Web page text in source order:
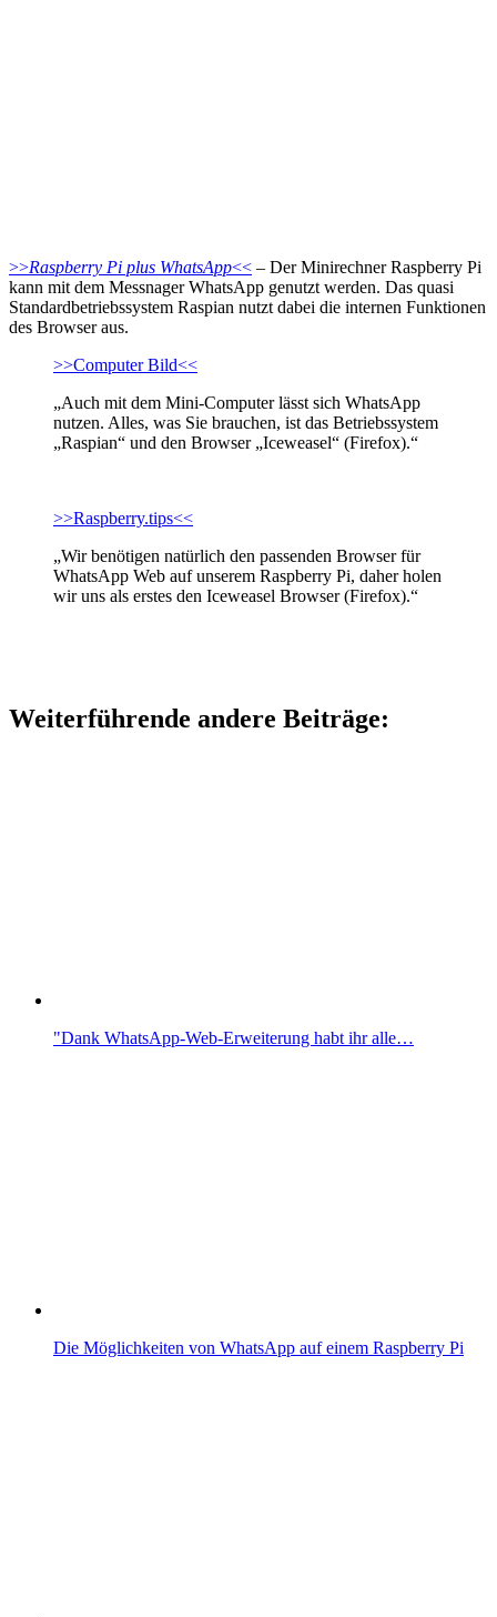
>>Raspberry Pi plus WhatsApp<< – Der Minirechner Raspberry Pi
kann mit dem Messnager WhatsApp genutzt werden. Das quasi
Standardbetriebssystem Raspian nutzt dabei die internen Funktionen
des Browser aus.
>>Computer Bild<<
„Auch mit dem Mini-Computer lässt sich WhatsApp
nutzen. Alles, was Sie brauchen, ist das Betriebssystem
„Raspian“ und den Browser „Iceweasel“ (Firefox).“
>>Raspberry.tips<<
„Wir benötigen natürlich den passenden Browser für
WhatsApp Web auf unserem Raspberry Pi, daher holen
wir uns als erstes den Iceweasel Browser (Firefox).“
Weiterführende andere Beiträge:
"Dank WhatsApp-Web-Erweiterung habt ihr alle…
Die Möglichkeiten von WhatsApp auf einem Raspberry Pi